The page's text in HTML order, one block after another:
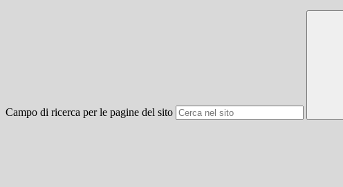
Campo di ricerca per le pagine del sito